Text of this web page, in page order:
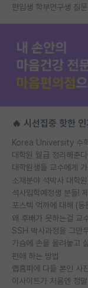
편입생 학부연구생 질문
🔥 시선집중 핫한 인
대학원 월급 정리해준
소재분야 석박사 대학
가슴에 손을 올려놓고
편애 하는 방법
랩홈피에 다들 본인 사
이사이트가 처음엔 정